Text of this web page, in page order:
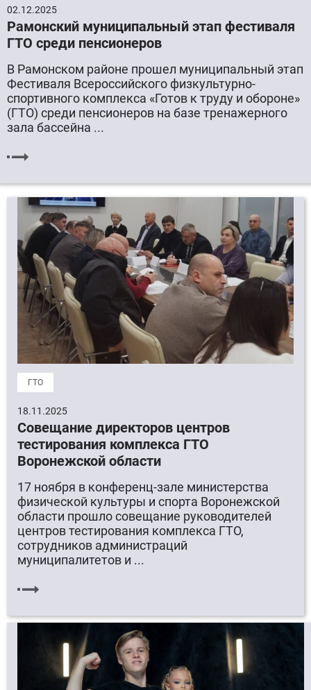
02.12.2025
Рамонский муниципальный этап фестиваля
ГТО среди пенсионеров
В Рамонском районе прошел муниципальный этап
Фестиваля Всероссийского физкультурно-
спортивного комплекса «Готов к труду и обороне»
(ГТО) среди пенсионеров на базе тренажерного
зала бассейна ...
ГТО
18.11.2025
Совещание директоров центров
тестирования комплекса ГТО
Воронежской области
17 ноября в конференц-зале министерства
физической культуры и спорта Воронежской
области прошло совещание руководителей
центров тестирования комплекса ГТО,
сотрудников администраций
муниципалитетов и ...